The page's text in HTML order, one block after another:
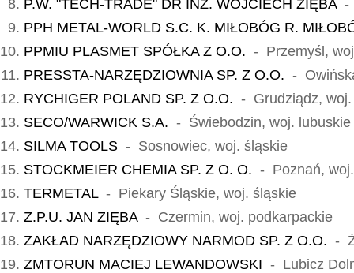
P.W. "TECH-TRADE" DR INŻ. WOJCIECH ZIĘBA-
PPH METAL-WORLD S.C. K. MIŁOBÓG R.
PPMIU PLASMET SPÓŁKA Z O.O. - Przemyśl,
PRESSTA-NARZĘDZIOWNIA SP. Z O.O. -
RYCHIGER POLAND SP. Z O.O. - Grudziądz,
SECO/WARWICK S.A. - Świebodzin, woj. lubuskie
SILMA TOOLS - Sosnowiec, woj. śląskie
STOCKMEIER CHEMIA SP. Z O. O. - Poznań,
TERMETAL- Piekary Śląskie, woj. śląskie
Z.P.U. JAN ZIĘBA- Czermin, woj. podkarpackie
ZAKŁAD NARZĘDZIOWY NARMOD SP. Z O.O. -
ZMTORUN MACIEJ LEWANDOWSKI - Lubicz